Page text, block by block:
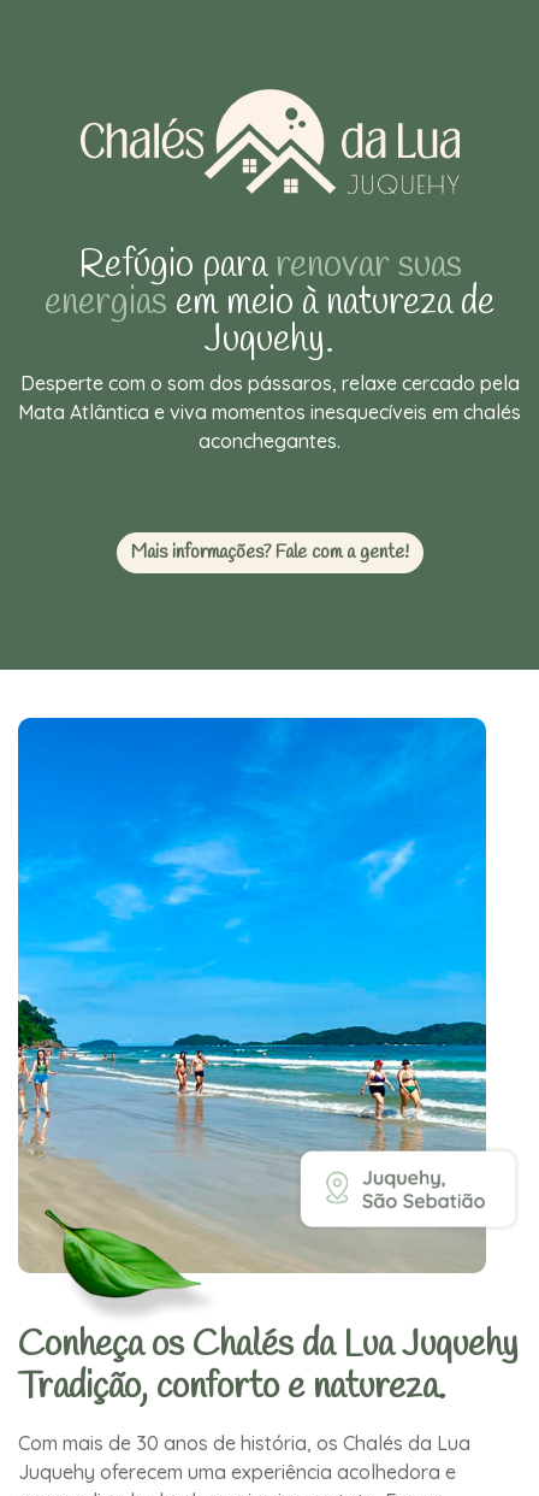
Refúgio pararenovar suas
energias em meio à natureza de
Juquehy.
Desperte com o som dos pássaros, relaxe cercado pela
Mata Atlântica e viva momentos inesquecíveis em chalés
aconchegantes.
Mais informações? Fale com a gente!
Conheça os Chalés da Lua Juquehy
Tradição, conforto e natureza.
Com mais de 30 anos de história, os Chalés da Lua
Juquehy oferecem uma experiência acolhedora e